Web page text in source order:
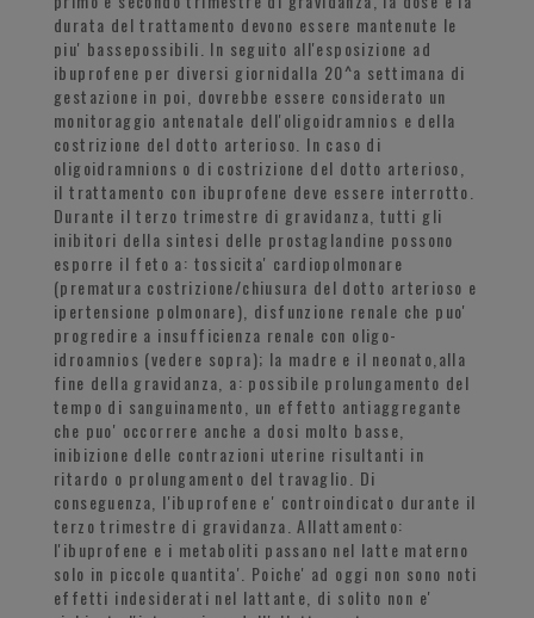
durata del trattamento devono essere mantenute le
piu' bassepossibili. In seguito all'esposizione ad
ibuprofene per diversi giornidalla 20^a settimana di
gestazione in poi, dovrebbe essere considerato un
monitoraggio antenatale dell'oligoidramnios e della
costrizione del dotto arterioso. In caso di
oligoidramnions o di costrizione del dotto arterioso,
il trattamento con ibuprofene deve essere interrotto.
Durante il terzo trimestre di gravidanza, tutti gli
inibitori della sintesi delle prostaglandine possono
esporre il feto a: tossicita' cardiopolmonare
(prematura costrizione/chiusura del dotto arterioso e
ipertensione polmonare), disfunzione renale che puo'
progredire a insufficienza renale con oligo-
idroamnios (vedere sopra); la madre e il neonato,alla
fine della gravidanza, a: possibile prolungamento del
tempo di sanguinamento, un effetto antiaggregante
che puo' occorrere anche a dosi molto basse,
inibizione delle contrazioni uterine risultanti in
ritardo o prolungamento del travaglio. Di
conseguenza, l'ibuprofene e' controindicato durante il
terzo trimestre di gravidanza. Allattamento:
l'ibuprofene e i metaboliti passano nel latte materno
solo in piccole quantita'. Poiche' ad oggi non sono noti
effetti indesiderati nel lattante, di solito non e'